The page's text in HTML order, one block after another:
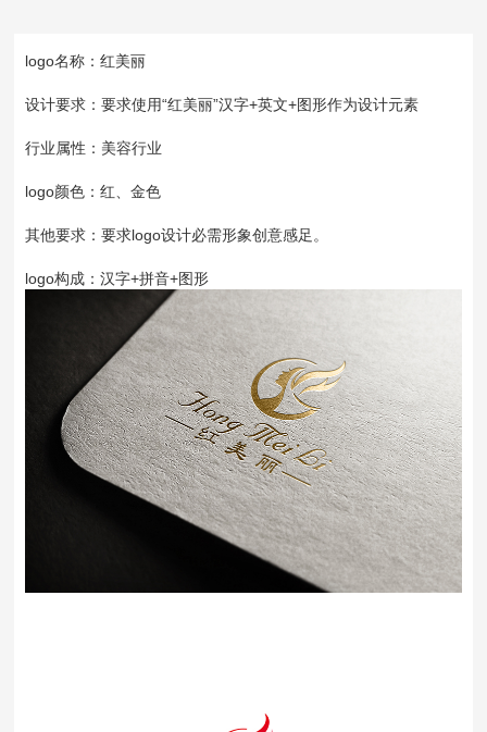
logo名称：红美丽
设计要求：要求使用“红美丽”汉字+英文+图形作为设计元素
行业属性：美容行业
logo颜色：红、金色
其他要求：要求logo设计必需形象创意感足。
logo构成：汉字+拼音+图形